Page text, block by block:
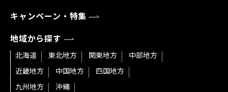
キャンペーン・特集
地域から探す
北海道 東北地方 関東地方
中部地方
近畿地方
中国地方
四国地方
九州地方
沖縄